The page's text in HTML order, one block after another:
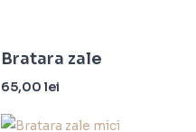
Bratara zale
65,00 lei
Adaugă în coș